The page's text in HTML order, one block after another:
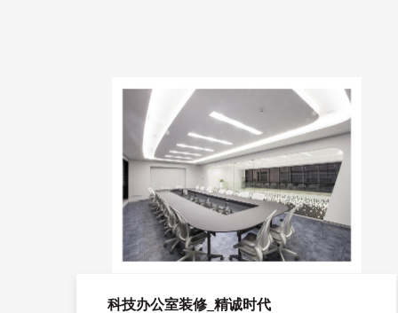
科技办公室装修_精诚时代